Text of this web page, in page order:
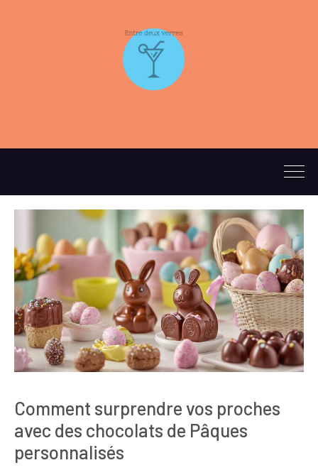
Comment surprendre vos proches
avec des chocolats de Pâques
personnalisés